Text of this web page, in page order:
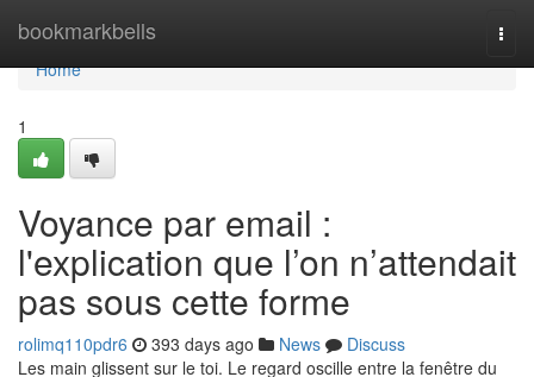
bookmarkbells
Home
Home
1
Voyance par email :
l'explication que l’on n’attendait
pas sous cette forme
rolimq110pdr6 393 days ago News
Discuss
Les main glissent sur le toi. Le regard oscille entre la fenêtre du